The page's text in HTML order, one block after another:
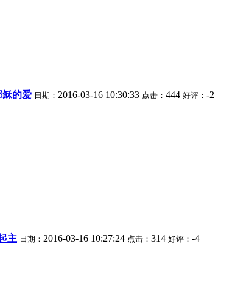
稣的爱 日期： 2016-03-16 10:30:33 点击： 444 好评： -2
主 日期： 2016-03-16 10:27:24 点击： 314 好评： -4